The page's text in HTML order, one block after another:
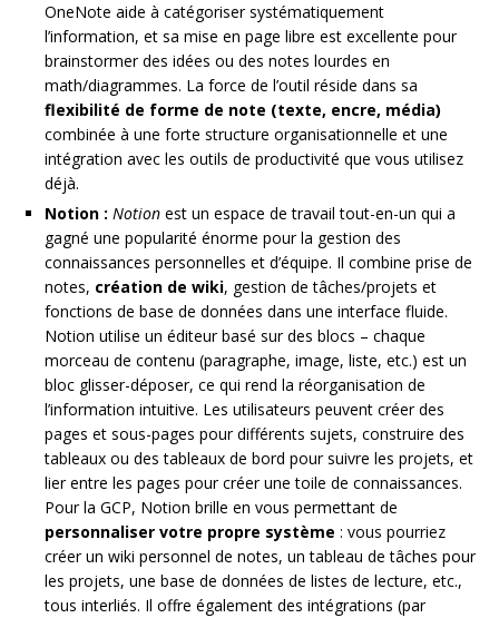
OneNote aide à catégoriser systématiquement
l’information, et sa mise en page libre est excellente pour
brainstormer des idées ou des notes lourdes en
math/diagrammes. La force de l’outil réside dans sa
flexibilité de forme de note (texte, encre, média)
combinée à une forte structure organisationnelle et une
intégration avec les outils de productivité que vous utilisez
déjà.
Notion : Notion est un espace de travail tout-en-un qui a
gagné une popularité énorme pour la gestion des
connaissances personnelles et d’équipe. Il combine prise de
notes, création de wiki, gestion de tâches/projets et
fonctions de base de données dans une interface fluide.
Notion utilise un éditeur basé sur des blocs – chaque
morceau de contenu (paragraphe, image, liste, etc.) est un
bloc glisser-déposer, ce qui rend la réorganisation de
l’information intuitive. Les utilisateurs peuvent créer des
pages et sous-pages pour différents sujets, construire des
tableaux ou des tableaux de bord pour suivre les projets, et
lier entre les pages pour créer une toile de connaissances.
Pour la GCP, Notion brille en vous permettant de
personnaliser votre propre système : vous pourriez
créer un wiki personnel de notes, un tableau de tâches pour
les projets, une base de données de listes de lecture, etc.,
tous interliés. Il offre également des intégrations (par